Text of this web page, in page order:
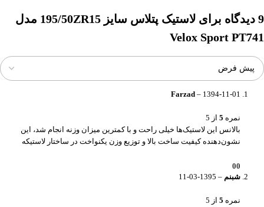
9 دیدگاه برای
لاستیک پتلاس سایز 195/50ZR15 مدل
Velox Sport PT741
Farzad – 1394-11-01
نمره 5 از 5
بالانس این لاستیک‌ها خیلی راحت و با کمترین میزان وزنه انجام شد، این
نشون‌دهنده کیفیت ساخت بالا و توزیع وزن یکنواخت در ساختار لاستیکه
0
0
شبنم –
1395-03-11
نمره 5 از 5